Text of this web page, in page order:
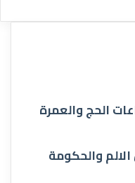
الحج والعمرة
والحكومة